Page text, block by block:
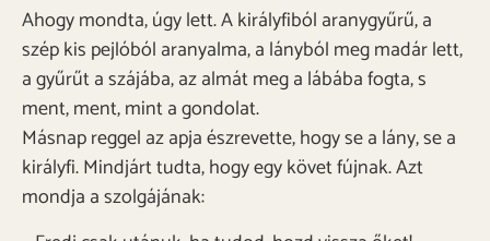
Ahogy mondta, úgy lett. A királyfiból aranygyűrű, a
szép kis pejlóból aranyalma, a lányból meg madár lett,
a gyűrűt a szájába, az almát meg a lábába fogta, s
ment, ment, mint a gondolat.
Másnap reggel az apja észrevette, hogy se a lány, se a
királyfi. Mindjárt tudta, hogy egy követ fújnak. Azt
mondja a szolgájának: